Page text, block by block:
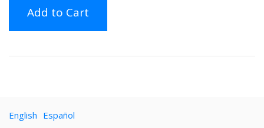
Add to Cart
English Español